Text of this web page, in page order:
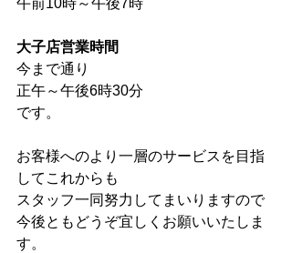
大子店営業時間
今まで通り
正午～午後6時30分
です。
お客様へのより一層のサービスを目指
してこれからも
スタッフ一同努力してまいりますので
今後ともどうぞ宜しくお願いいたしま
す。